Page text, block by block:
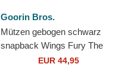
Goorin Bros.
Mützen gebogen schwarz
snapback Wings Fury The
Farm Goorin Bros.
EUR 44,95